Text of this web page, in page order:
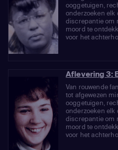
ooggetuigen,
onderzoeken elk
discrepantie om
moord te
voor het
Aflevering 3:
Van rouwende
tot afgewezen
ooggetuigen,
onderzoeken elk
discrepantie om
moord te
voor het